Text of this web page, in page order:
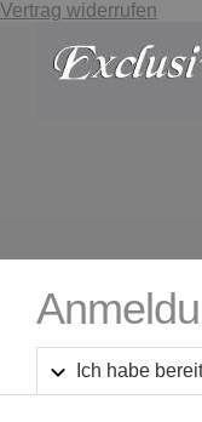
Vertrag widerrufen
Ich habe